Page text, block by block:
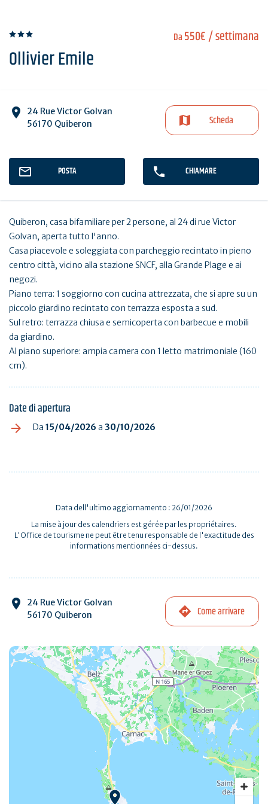
Da 550€/ settimana
Ollivier Emile
24 Rue Victor Golvan
56170 Quiberon
Scheda
POSTA CHIAMARE
Quiberon, casa bifamiliare per 2 persone, al 24 di rue Victor
Golvan, aperta tutto l'anno.
Casa piacevole e soleggiata con parcheggio recintato in pieno
centro città, vicino alla stazione SNCF, alla Grande Plage e ai
negozi.
Piano terra: 1 soggiorno con cucina attrezzata, che si apre su un
piccolo giardino recintato con terrazza esposta a sud.
Sul retro: terrazza chiusa e semicoperta con barbecue e mobili
da giardino.
Al piano superiore: ampia camera con 1 letto matrimoniale (160
cm).
Date di apertura
Da 15/04/2026 a 30/10/2026
Data dell'ultimo aggiornamento : 26/01/2026
La mise à jour des calendriers est gérée par les propriétaires.
L'Office de tourisme ne peut être tenu responsable de l'exactitude des
informations mentionnées ci-dessus.
24 Rue Victor Golvan
56170 Quiberon
Come arrivare